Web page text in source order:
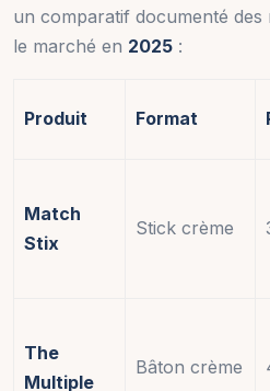
un comparatif documenté
le marché en 2025 :
Produit Format
Match
Stix
Stick crème
The
Multiple
Bâton crème